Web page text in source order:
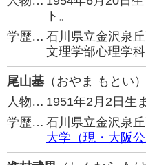
ト。
学歴… 石川県立金沢泉
文理学部心理学
尾山基 （おやま もとい）
人物… 1951年2月2日生
学歴… 石川県立金沢泉
大学（現・大阪公